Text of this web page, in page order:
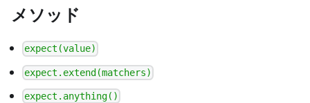
メソッド
expect(value)
expect.extend(matchers)
expect.anything()